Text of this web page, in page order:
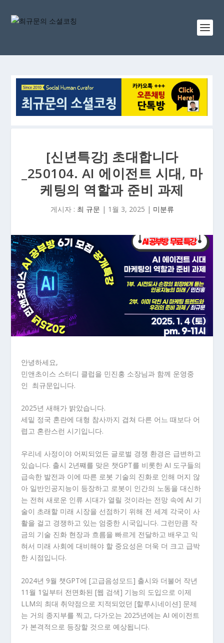
[신년특강] 초대합니다
_250104. AI 에이전트 시대, 마
케팅의 역할과 준비 과제
게시자 : 최 규문 | 1월 3, 2025 | 미분류
안녕하세요,
민앤초이스 스터디 클럽을 민진홍 소장님과 함께 운영중
인 최규문입니다.
2025년 새해가 밝았습니다.
세밑 정국 혼란에 대형 참사까지 겹쳐 다른 어느 때보다 어
렵고 혼란스런 시기입니다.
우리네 사정이야 어찌되었든 글로벌 경쟁 환경은 급변하고
있습니다. 출시 2년쨰를 맞은 챗GPT를 비롯한 AI 도구들의
급속한 발전과 이에 따른 로봇 기술의 진화로 인해 머지 않
아 일반인공지능이 등장하고 로봇이 인간의 노동을 대신하
는 전혀 새로운 인류 시대가 열릴 것이라는 전망 속에 AI 기
술이 초래할 미래 시장을 선점하기 위해 전 세계 각국이 사
활을 걸고 경쟁하고 있는 엄중한 시국입니다. 그런만큼 작
금의 기술 진화 현장과 흐름을 빠르게 전달하고 배우고 익
혀서 미래 사회에 대비해야 할 중요성은 더욱 더 크고 급박
한 시점입니다.
2024년 9월 챗GPT에 [고급음성모드] 출시와 더불어 작년
11월 1일부터 전면화된 [웹 검색] 기능의 도입으로 이제
LLM의 최대 취약점으로 지적되었던 [할루시네이션] 문제
는 거의 종지부를 찍고, 다가오는 2025년에는 AI 에이전트
가 본격적으로 등장할 것으로 예상됩니다.